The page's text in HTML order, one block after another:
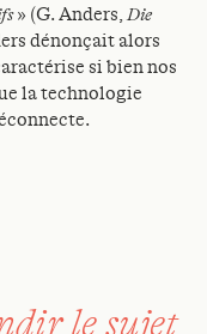
» (G. Anders,Die
dénonçait alors
si bien nos
la technologie
le sujet